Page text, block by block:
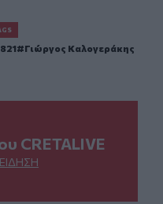
Γιώργος Καλογεράκης
CRETALIVE